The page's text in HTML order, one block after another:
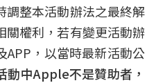
調整本活動辦法之最終解
關權利，若有變更活動辦
APP，以當時最新活動公
動中Apple不是贊助者，